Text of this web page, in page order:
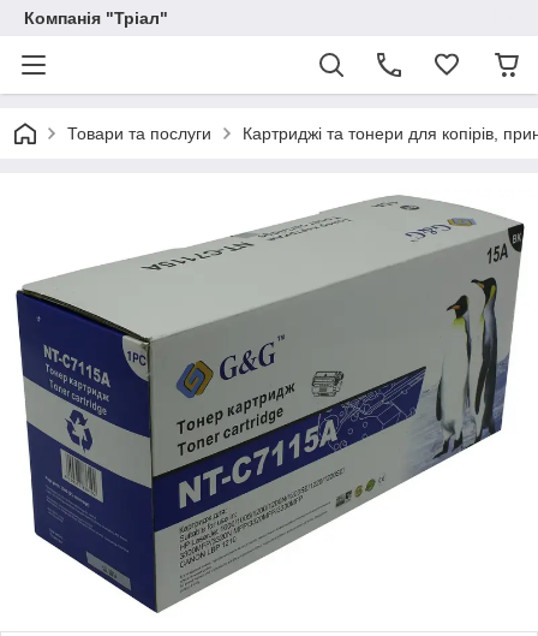
Компанія "Тріал"
Товари та послуги Картриджі та тонери для копірів,